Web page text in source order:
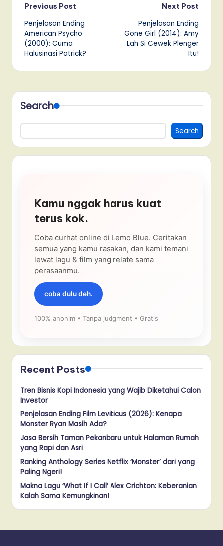
Post
navigation
Previous Post
Penjelasan Ending
American Psycho
(2000): Cuma
Halusinasi Patrick?
Next Post
Penjelasan Ending
Gone Girl (2014): Amy
Lah Si Cewek Plenger
Itu!
Search
Search
Kamu nggak harus kuat
terus kok.
Coba curhat online di Lemo Blue. Ceritakan
semua yang kamu rasakan, dan kami temani
lewat lagu & film yang relate sama
perasaanmu.
coba dulu deh.
100% anonim • Tanpa judgment • Gratis
Recent Posts
Tren Bisnis Kopi Indonesia yang Wajib Diketahui Calon
Investor
Penjelasan Ending Film Leviticus (2026): Kenapa
Monster Ryan Masih Ada?
Jasa Bersih Taman Pekanbaru untuk Halaman Rumah
yang Rapi dan Asri
Ranking Anthology Series Netflix ‘Monster’ dari yang
Paling Ngeri!
Makna Lagu ‘What If I Call’ Alex Crichton: Keberanian
Kalah Sama Kemungkinan!